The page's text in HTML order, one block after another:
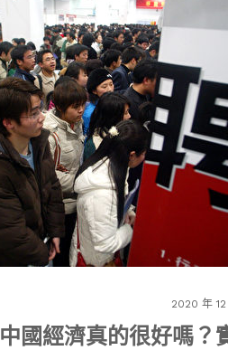
2020 年 12
中國經濟真的很好嗎？